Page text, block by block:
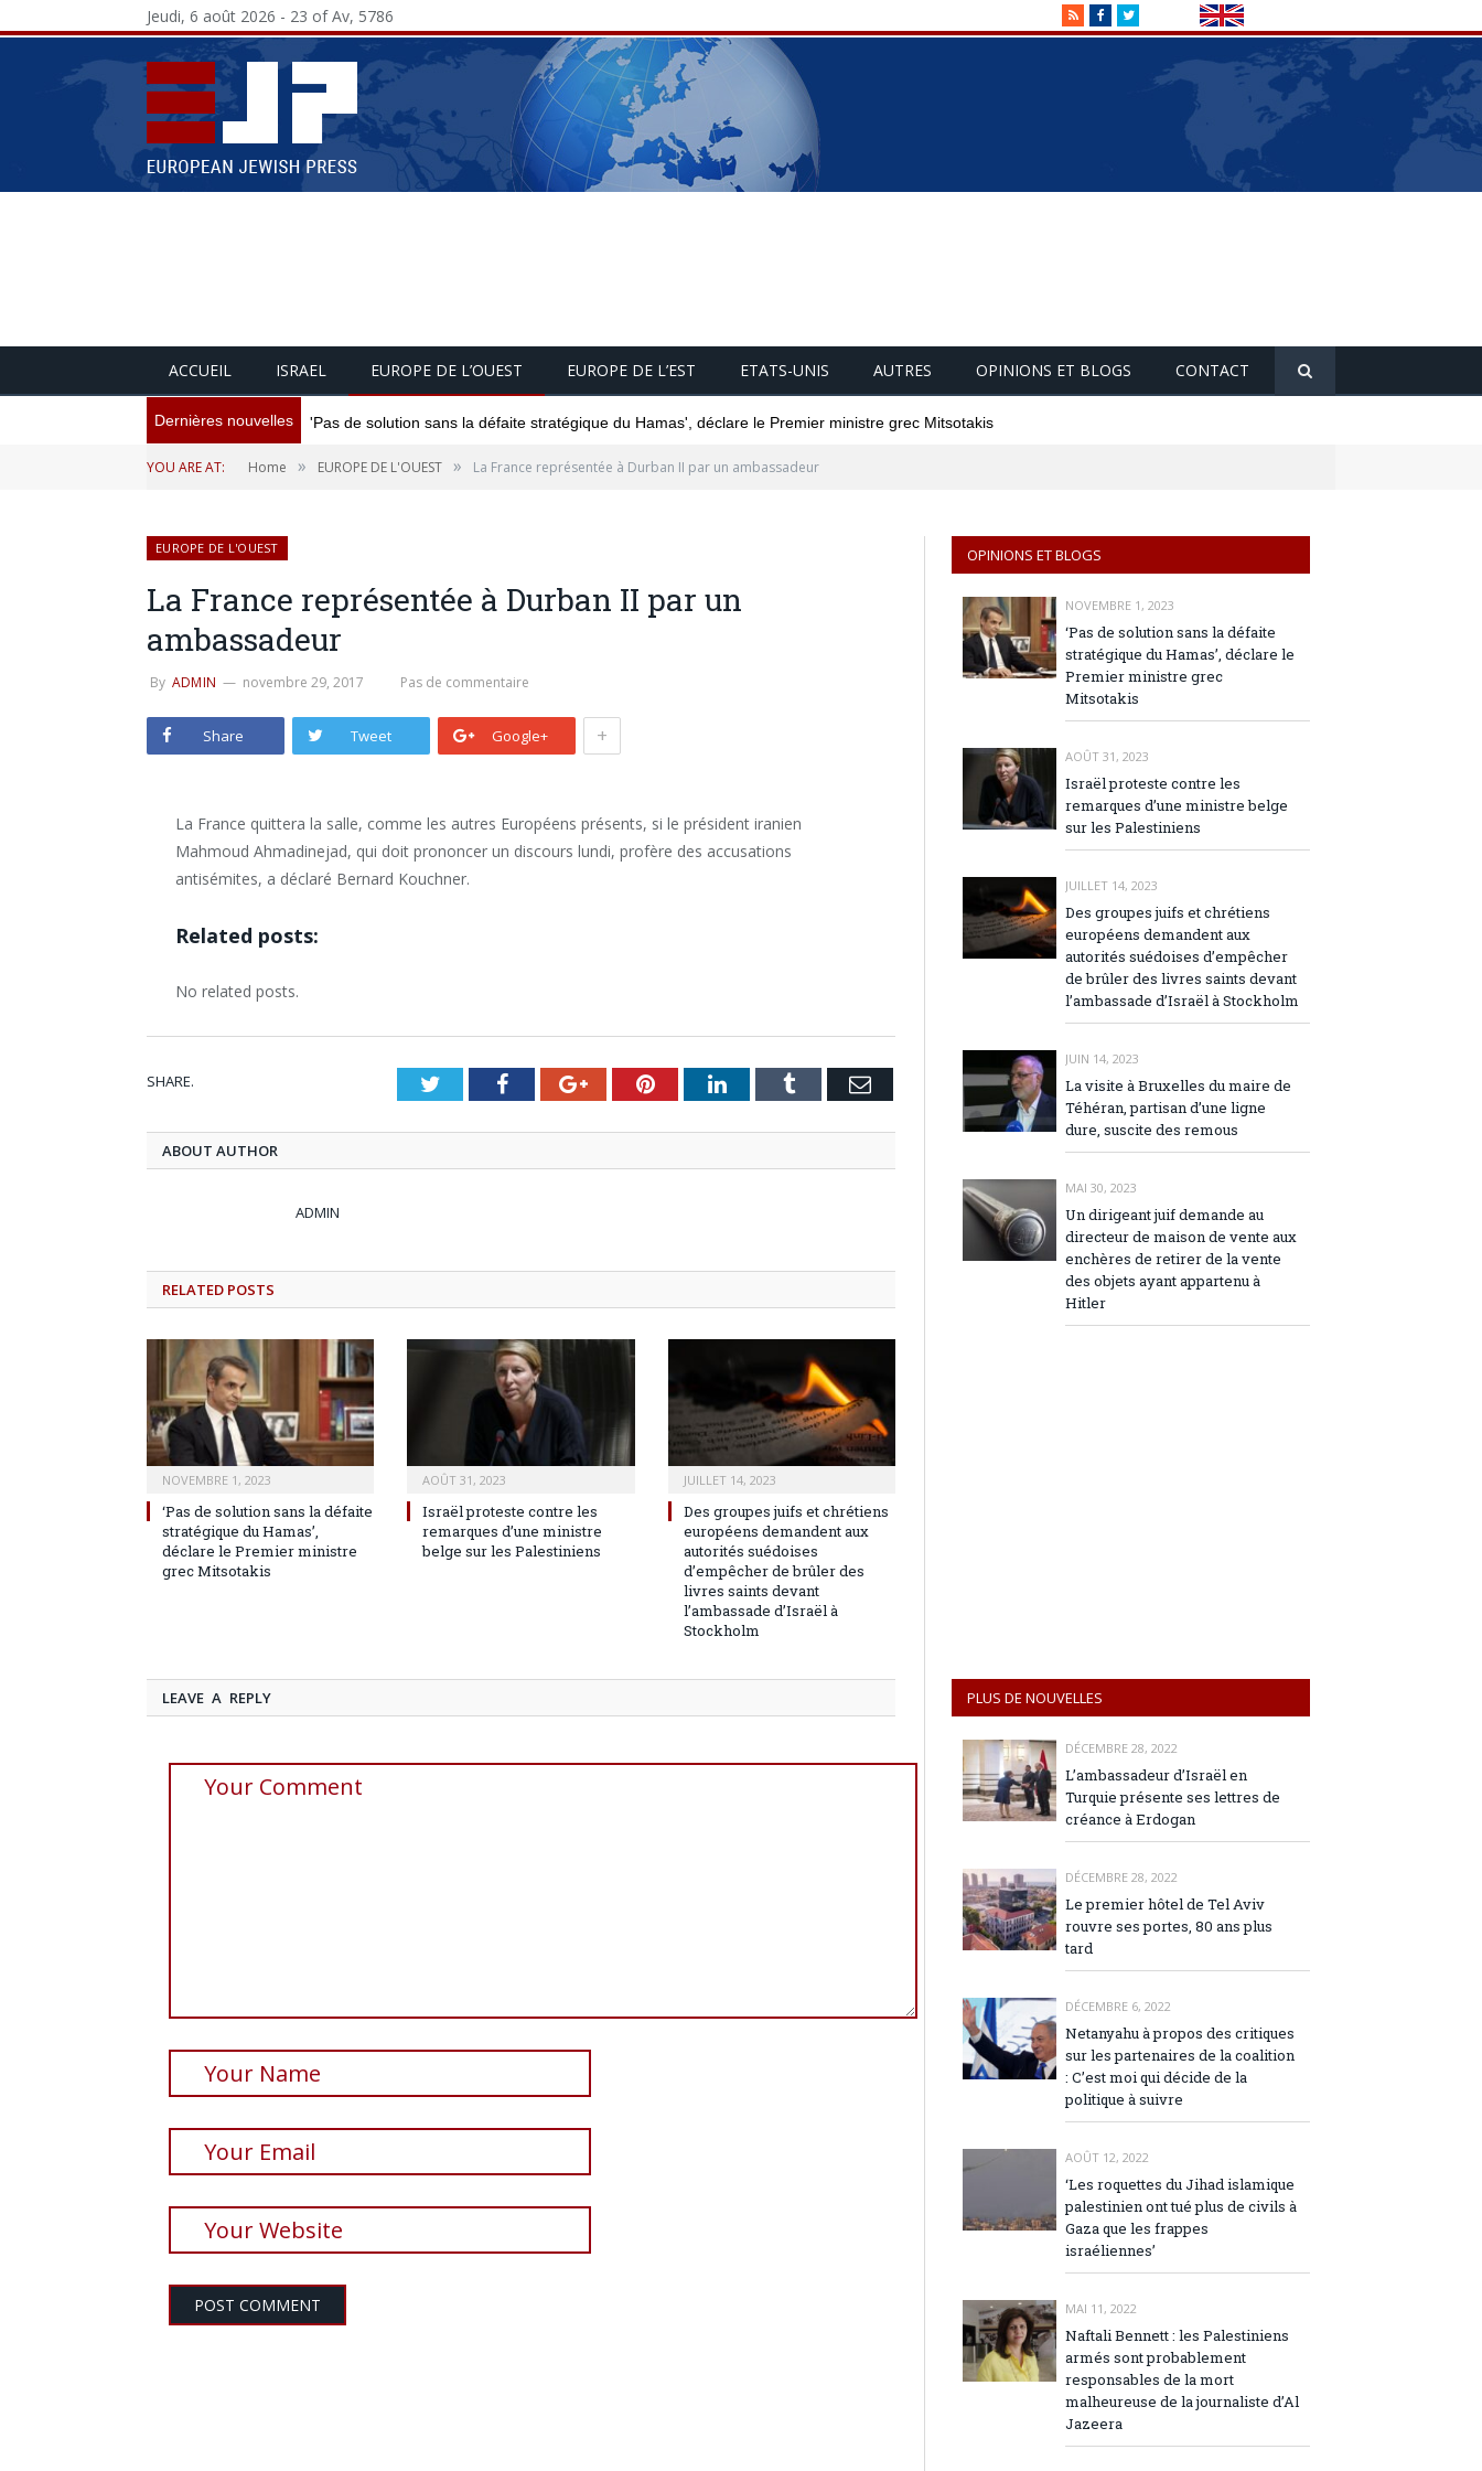
RSSFacebookTwitter
Jeudi, 6 août 2026 - 23 of Av, 5786
ACCUEIL ISRAEL EUROPE DE L’OUEST EUROPE DE L’EST ETATS-UNIS AUTRES OPINIONS ET BLOGS CONTACT
Dernières nouvelles 'Pas de solution sans la défaite stratégique du Hamas', déclare le Premier ministre grec Mitsotakis
YOU ARE AT: Home » EUROPE DE L'OUEST » La France représentée à Durban II par un ambassadeur
EUROPE DE L'OUEST
La France représentée à Durban II par un
ambassadeur
By ADMIN novembre 29, 2017 Pas de commentaire
Share Tweet Google+ +
La France quittera la salle, comme les autres Européens présents, si le président iranien
Mahmoud Ahmadinejad, qui doit prononcer un discours lundi, profère des accusations
antisémites, a déclaré Bernard Kouchner.
Related posts:
No related posts.
SHARE. TwitterFacebookGoogle+PinterestLinkedInTumblr Email
ABOUT AUTHOR
ADMIN
RELATED POSTS
NOVEMBRE 1, 2023
‘Pas de solution sans la défaite
stratégique du Hamas’,
déclare le Premier ministre
grec Mitsotakis
AOÛT 31, 2023
Israël proteste contre les
remarques d’une ministre
belge sur les Palestiniens
JUILLET 14, 2023
Des groupes juifs et chrétiens
européens demandent aux
autorités suédoises
d’empêcher de brûler des
livres saints devant
l’ambassade d’Israël à
Stockholm
LEAVE A REPLY
OPINIONS ET BLOGS
NOVEMBRE 1, 2023
‘Pas de solution sans la défaite
stratégique du Hamas’, déclare le
Premier ministre grec
Mitsotakis
AOÛT 31, 2023
Israël proteste contre les
remarques d’une ministre belge
sur les Palestiniens
JUILLET 14, 2023
Des groupes juifs et chrétiens
européens demandent aux
autorités suédoises d’empêcher
de brûler des livres saints devant
l’ambassade d’Israël à Stockholm
JUIN 14, 2023
La visite à Bruxelles du maire de
Téhéran, partisan d’une ligne
dure, suscite des remous
MAI 30, 2023
Un dirigeant juif demande au
directeur de maison de vente aux
enchères de retirer de la vente
des objets ayant appartenu à
Hitler
PLUS DE NOUVELLES
DÉCEMBRE 28, 2022
L’ambassadeur d’Israël en
Turquie présente ses lettres de
créance à Erdogan
DÉCEMBRE 28, 2022
Le premier hôtel de Tel Aviv
rouvre ses portes, 80 ans plus
tard
DÉCEMBRE 6, 2022
Netanyahu à propos des critiques
sur les partenaires de la coalition
: C’est moi qui décide de la
politique à suivre
AOÛT 12, 2022
‘Les roquettes du Jihad islamique
palestinien ont tué plus de civils à
Gaza que les frappes
israéliennes’
MAI 11, 2022
Naftali Bennett : les Palestiniens
armés sont probablement
responsables de la mort
malheureuse de la journaliste d’Al
Jazeera